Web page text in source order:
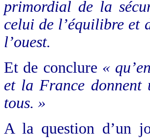
primordial de la
celui de l’équilibre et
l’ouest.
Et de conclure «
et la France donnent
tous. »
A la question d’un